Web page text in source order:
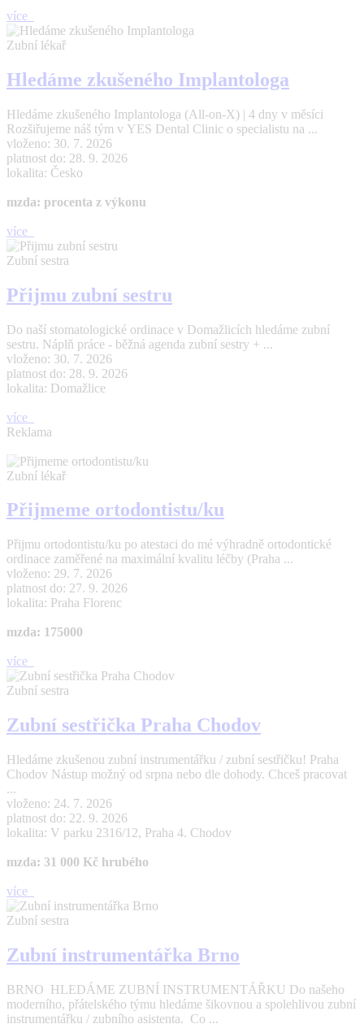
více
Zubní lékař
Hledáme zkušeného Implantologa
Hledáme zkušeného Implantologa (All-on-X) | 4 dny v měsíci
Rozšiřujeme náš tým v YES Dental Clinic o specialistu na ...
vloženo: 30. 7. 2026
platnost do: 28. 9. 2026
lokalita: Česko
mzda: procenta z výkonu
více
Zubní sestra
Přijmu zubní sestru
Do naší stomatologické ordinace v Domažlicích hledáme zubní
sestru. Náplň práce - běžná agenda zubní sestry + ...
vloženo: 30. 7. 2026
platnost do: 28. 9. 2026
lokalita: Domažlice
více
Reklama
Zubní lékař
Přijmeme ortodontistu/ku
Přijmu ortodontistu/ku po atestaci do mé výhradně ortodontické
ordinace zaměřené na maximální kvalitu léčby (Praha ...
vloženo: 29. 7. 2026
platnost do: 27. 9. 2026
lokalita: Praha Florenc
mzda: 175000
více
Zubní sestra
Zubní sestřička Praha Chodov
Hledáme zkušenou zubní instrumentářku / zubní sestřičku! Praha
Chodov Nástup možný od srpna nebo dle dohody. Chceš pracovat
...
vloženo: 24. 7. 2026
platnost do: 22. 9. 2026
lokalita: V parku 2316/12, Praha 4. Chodov
mzda: 31 000 Kč hrubého
více
Zubní sestra
Zubní instrumentářka Brno
BRNO HLEDÁME ZUBNÍ INSTRUMENTÁŘKU Do našeho
moderního, přátelského týmu hledáme šikovnou a spolehlivou zubní
instrumentářku / zubního asistenta. Co ...